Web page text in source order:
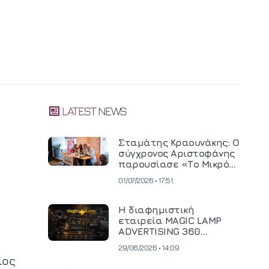
LATEST NEWS
Σταμάτης Κραουνάκης: Ο
σύγχρονος Αριστοφάνης
παρουσίασε «Το Μικρό
01/07/2026 • 17:51
Η διαφημιστική
εταιρεία MAGIC LAMP
ADVERTISING 360
κινηματογραφική
29/06/2026 • 14:09